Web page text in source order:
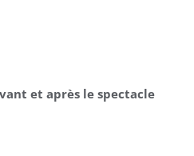
et après le spectacle